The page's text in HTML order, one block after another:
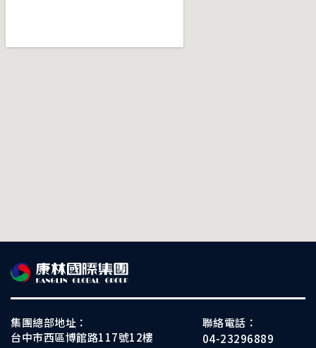
集團總部地址：
台中市西區博館路117號12樓
聯絡電話：
04-23296889